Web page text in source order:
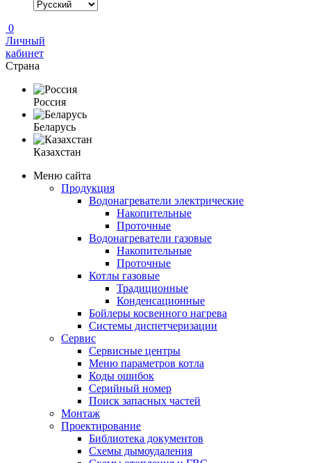
0
Личный
кабинет
Страна
Россия
Беларусь
Казахстан
Меню сайта
Продукция
Водонагреватели электрические
Накопительные
Проточные
Водонагреватели газовые
Накопительные
Проточные
Котлы газовые
Традиционные
Конденсационные
Бойлеры косвенного нагрева
Системы диспетчеризации
Сервис
Сервисные центры
Меню параметров котла
Коды ошибок
Серийный номер
Поиск запасных частей
Монтаж
Проектирование
Библиотека документов
Схемы дымоудаления